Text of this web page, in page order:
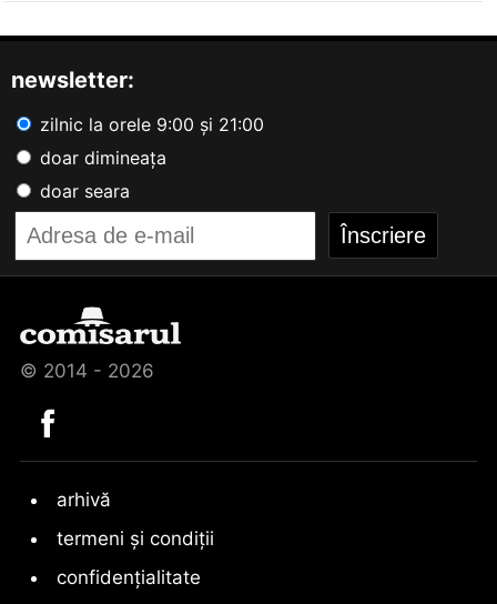
newsletter:
zilnic la orele 9:00 și 21:00
doar dimineața
doar seara
© 2014 - 2026
arhivă
termeni și condiții
confidențialitate